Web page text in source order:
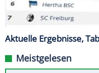
Aktuelle Ergebnisse,
Meistgelesen